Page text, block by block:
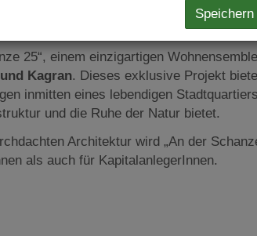
und Alte Donau - Fertigstellung Ende
25“, einem einzigartigen
Kagran. Dieses exklusive Projekt
inmitten eines lebendigen
und die Ruhe der Natur bietet.
Architektur wird „An der
als auch für KapitalanlegerInnen.
Speichern